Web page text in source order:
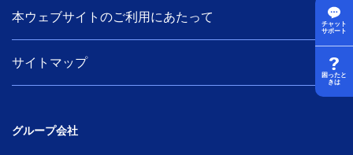
チャット
サポート
困ったと
きは
本ウェブサイトのご利用にあたって
サイトマップ
グループ会社